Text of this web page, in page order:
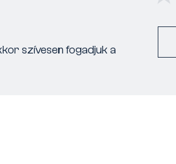
szívesen fogadjuk a